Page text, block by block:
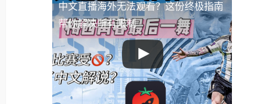
中文直播海外无法观看？这份终极指南
帮你解决所有限制